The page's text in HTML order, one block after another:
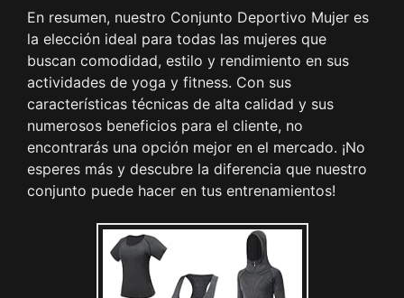
En resumen, nuestro Conjunto Deportivo Mujer es
la elección ideal para todas las mujeres que
buscan comodidad, estilo y rendimiento en sus
actividades de yoga y fitness. Con sus
características técnicas de alta calidad y sus
numerosos beneficios para el cliente, no
encontrarás una opción mejor en el mercado. ¡No
esperes más y descubre la diferencia que nuestro
conjunto puede hacer en tus entrenamientos!